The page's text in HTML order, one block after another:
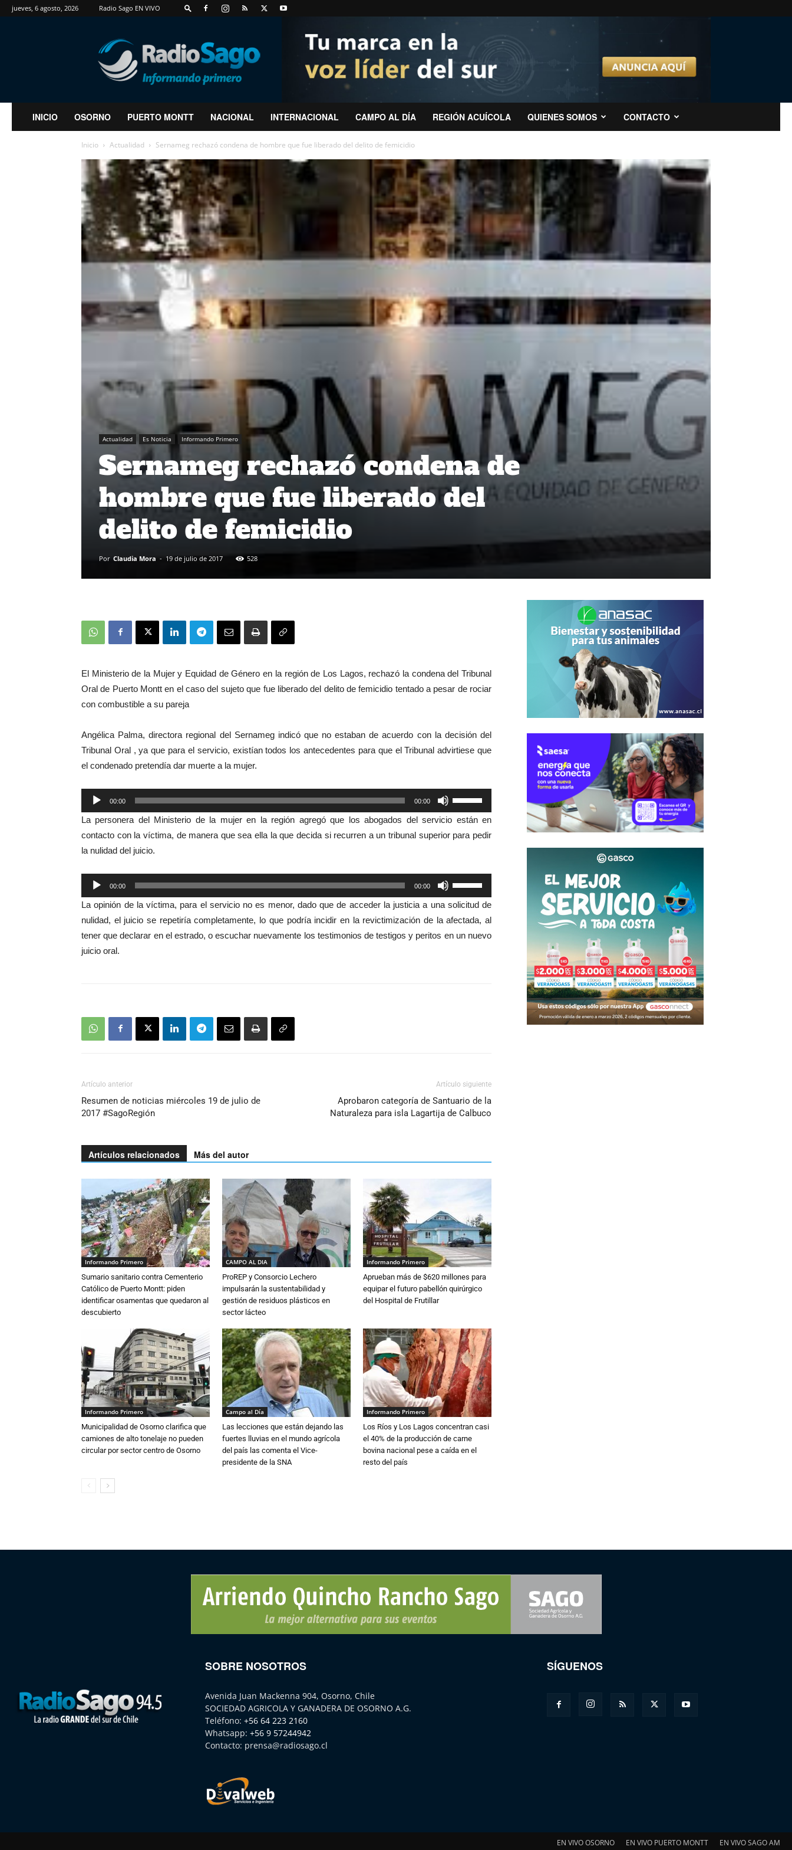
jueves, 6 agosto, 2026 Radio Sago EN VIVO
RadioSago
INICIO OSORNO PUERTO MONTT NACIONAL INTERNACIONAL CAMPO AL DÍA REGIÓN ACUÍCOLA QUIENES SOMOS CONTACTO
Inicio Actualidad Sernameg rechazó condena de hombre que fue liberado del delito de femicidio
Actualidad Es Noticia Informando Primero
Sernameg rechazó condena de
hombre que fue liberado del
delito de femicidio
Por Claudia Mora - 19 de julio de 2017 528
El Ministerio de la Mujer y Equidad de Género en la región de Los Lagos, rechazó la condena del Tribunal
Oral de Puerto Montt en el caso del sujeto que fue liberado del delito de femicidio tentado a pesar de rociar
con combustible a su pareja
Angélica Palma, directora regional del Sernameg indicó que no estaban de acuerdo con la decisión del
Tribunal Oral , ya que para el servicio, existían todos los antecedentes para que el Tribunal advirtiese que
el condenado pretendía dar muerte a la mujer.
Reproductor
de
audio
00:00 00:00
las
teclas
de
arriba/abajo
para
aumentar
o
disminuir
La personera del Ministerio de la mujer en la región agregó que los abogados del servicio están en
contacto con la víctima, de manera que sea ella la que decida si recurren a un tribunal superior para pedir
la nulidad del juicio.
Reproductor
de
audio
00:00 00:00
las
teclas
de
flecha
La opinión de la víctima, para el servicio no es menor, dado que de acceder la justicia a una solicitud de
nulidad, el juicio se repetiría completamente, lo que podría incidir en la revictimización de la afectada, al
tener que declarar en el estrado, o escuchar nuevamente los testimonios de testigos y peritos en un nuevo
juicio oral.
Artículo anterior
Resumen de noticias miércoles 19 de julio de
2017 #SagoRegión
Artículo siguiente
Aprobaron categoría de Santuario de la
Naturaleza para isla Lagartija de Calbuco
Artículos relacionados Más del autor
Informando Primero
Sumario sanitario contra Cementerio
Católico de Puerto Montt: piden
identificar osamentas que quedaron al
descubierto
CAMPO AL DIA
ProREP y Consorcio Lechero
impulsarán la sustentabilidad y
gestión de residuos plásticos en
sector lácteo
Informando Primero
Aprueban más de $620 millones para
equipar el futuro pabellón quirúrgico
del Hospital de Frutillar
Informando Primero
Municipalidad de Osorno clarifica que
camiones de alto tonelaje no pueden
circular por sector centro de Osorno
Campo al Día
Las lecciones que están dejando las
fuertes lluvias en el mundo agrícola
del país las comenta el Vice-
presidente de la SNA
Informando Primero
Los Ríos y Los Lagos concentran casi
el 40% de la producción de carne
bovina nacional pese a caída en el
resto del país
SOBRE NOSOTROS
Avenida Juan Mackenna 904, Osorno, Chile
SOCIEDAD AGRICOLA Y GANADERA DE OSORNO A.G.
Teléfono: +56 64 223 2160
Whatsapp: +56 9 57244942
Contacto: prensa@radiosago.cl
SÍGUENOS
EN VIVO OSORNO EN VIVO PUERTO MONTT EN VIVO SAGO AM